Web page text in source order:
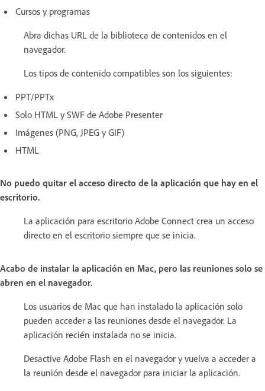
Cursos y programas
Abra dichas URL de la biblioteca de contenidos en el
navegador.
Los tipos de contenido compatibles son los siguientes:
PPT/PPTx
Solo HTML y SWF de Adobe Presenter
Imágenes (PNG, JPEG y GIF)
HTML
No puedo quitar el acceso directo de la aplicación que hay en el
escritorio.
La aplicación para escritorio Adobe Connect crea un acceso
directo en el escritorio siempre que se inicia.
Acabo de instalar la aplicación en Mac, pero las reuniones solo se
abren en el navegador.
Los usuarios de Mac que han instalado la aplicación solo
pueden acceder a las reuniones desde el navegador. La
aplicación recién instalada no se inicia.
Desactive Adobe Flash en el navegador y vuelva a acceder a
la reunión desde el navegador para iniciar la aplicación.